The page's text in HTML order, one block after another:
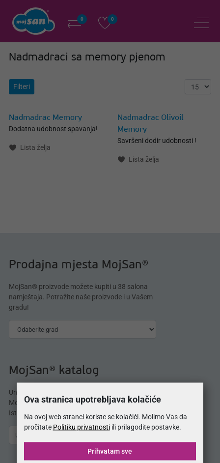
0 0
Nadmadraci sa memory pjenom
Filteri
Nadmadrac Memory
Dodatna udobnost spavanja!
Lista želja
Nadmadrac Olivoil
Memory
Savršeni dodir udobnosti !
Lista želja
Prodajna mjesta MojSan®
MojSan® proizvode možete kupiti u 38 salona
namještaja. Potražite naše proizvode i u Vašem
gradu!
MojSan® katalog
Unesite svoju e-mail adresu i odmah dobijate
MojSan® katalog proizvoda direktno u svoj inbox.
Istražite ponudu madraca, kreveta, jastuka i više.
Ova stranica upotrebljava kolačiće
Na ovoj web stranci koriste se kolačići. Molimo Vas da
pročitate Politiku privatnostiili prilagodite postavke.
Prihvatam sve